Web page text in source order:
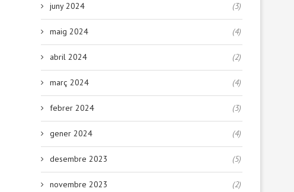
juny 2024 (3)
maig 2024 (4)
abril 2024 (2)
març 2024 (4)
febrer 2024 (3)
gener 2024 (4)
desembre 2023 (5)
novembre 2023 (2)